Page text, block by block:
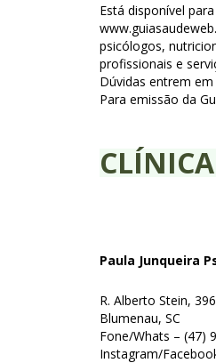
Está disponível
psicólogos,
profissionais e
Dúvidas entrem
Para emissão da
Paula Junqueira
R. Alberto Stein,
Blumenau, SC
Fone/Whats – (47)
Instagram/